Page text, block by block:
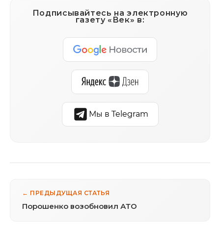
Подписывайтесь на электронную
газету «Век» в:
Мы в Telegram
← ПРЕДЫДУЩАЯ СТАТЬЯ
Порошенко возобновил АТО